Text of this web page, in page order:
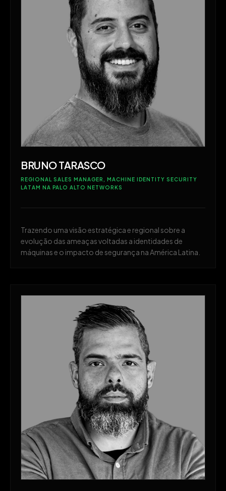
BRUNO TARASCO
REGIONAL SALES MANAGER, MACHINE IDENTITY SECURITY
LATAM NA PALO ALTO NETWORKS
Trazendo uma visão estratégica e regional sobre a
evolução das ameaças voltadas a identidades de
máquinas e o impacto de segurança na América Latina.